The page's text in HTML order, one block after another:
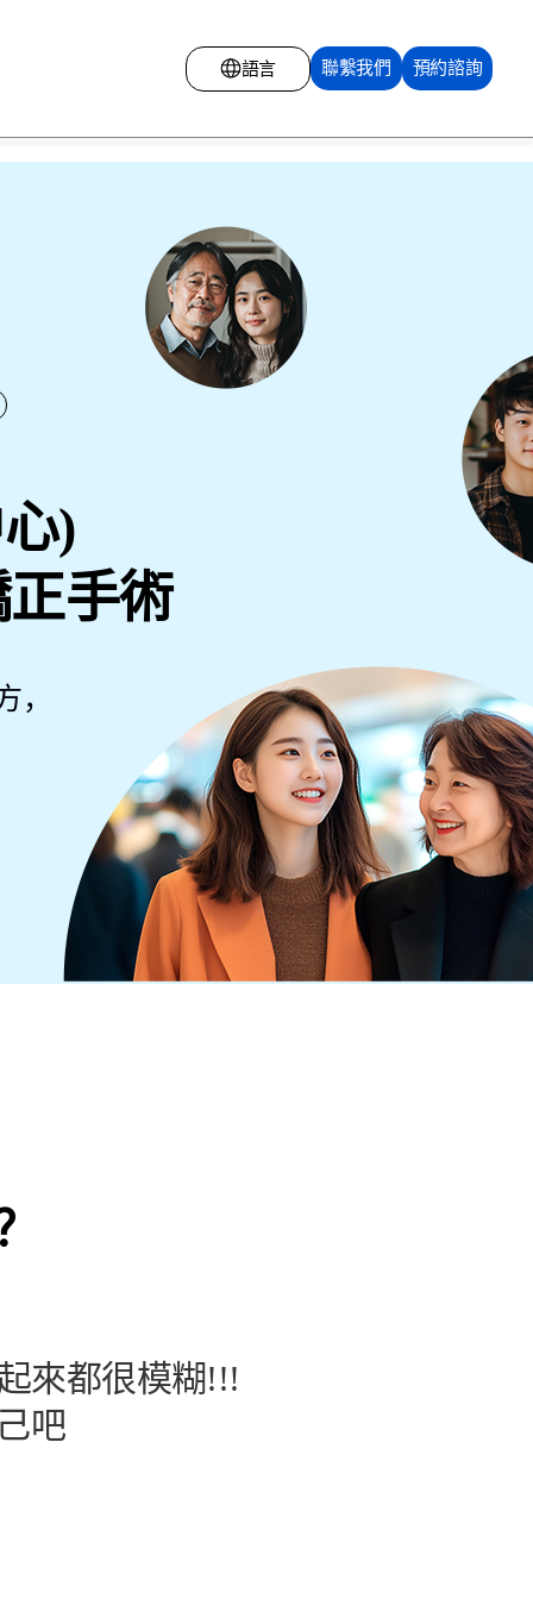
語言
英語
蒙古語
中文
韓語
聯繫我們 預約諮詢
)
手術
，
來都很模糊!!!
吧